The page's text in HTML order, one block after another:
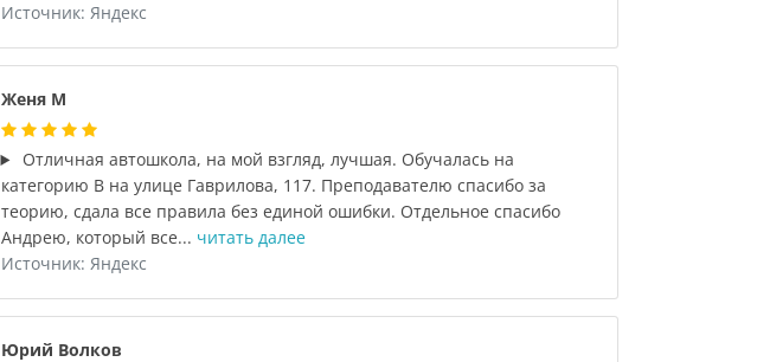
Источник: Яндекс
Женя М
Отличная автошкола, на мой взгляд, лучшая. Обучалась на
категорию В на улице Гаврилова, 117. Преподавателю спасибо за
теорию, сдала все правила без единой ошибки. Отдельное спасибо
Андрею, который все... читать далее
Источник: Яндекс
Юрий Волков